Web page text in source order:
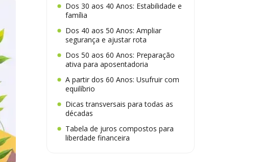
Dos 30 aos 40 Anos: Estabilidade e
família
Dos 40 aos 50 Anos: Ampliar
segurança e ajustar rota
Dos 50 aos 60 Anos: Preparação
ativa para aposentadoria
A partir dos 60 Anos: Usufruir com
equilíbrio
Dicas transversais para todas as
décadas
Tabela de juros compostos para
liberdade financeira